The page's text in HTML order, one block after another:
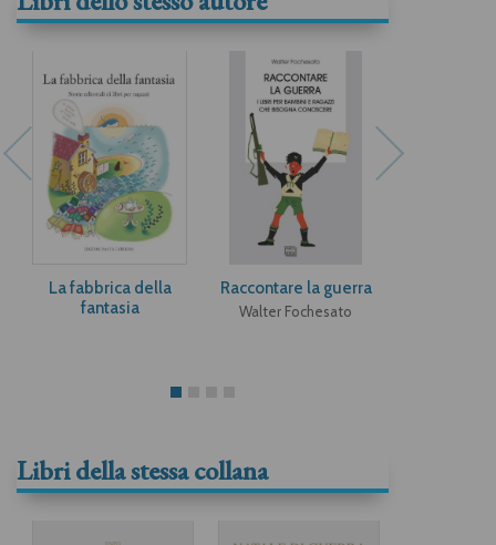
La fabbrica della
fantasia
Raccontare la guerra
Walter Fochesato
Libri della stessa collana